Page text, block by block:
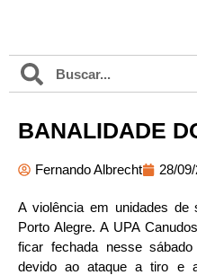
BANALIDADE
Fernando Albrecht 28/
A violência em unidades de
Porto Alegre. A UPA
ficar fechada nesse
devido ao ataque a tiro e